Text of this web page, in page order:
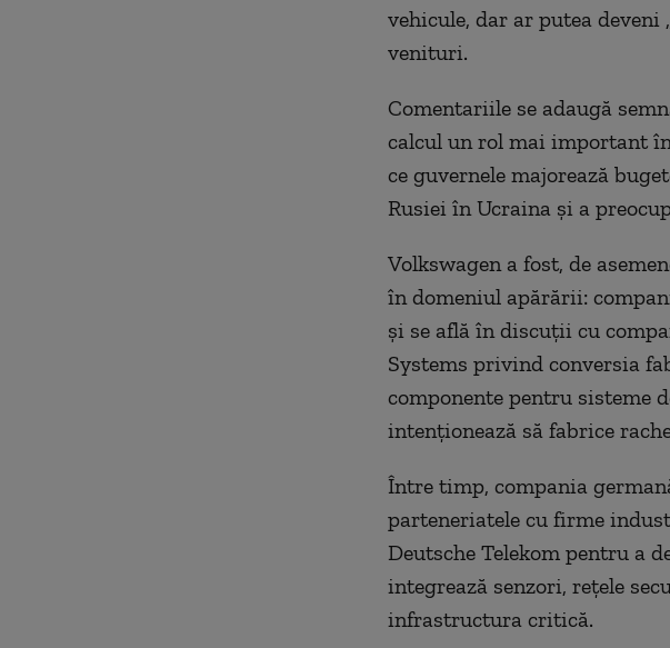
vehicule, dar ar putea deveni
venituri.
Comentariile se adaugă
calcul un rol mai important
ce guvernele majorează
Rusiei în Ucraina și a
Volkswagen a fost, de
în domeniul apărării:
și se află în discuții cu
Systems privind conversia
componente pentru sisteme
intenționează să fabrice
Între timp, compania
parteneriatele cu firme
Deutsche Telekom pentru a
integrează senzori, rețele
infrastructura critică.